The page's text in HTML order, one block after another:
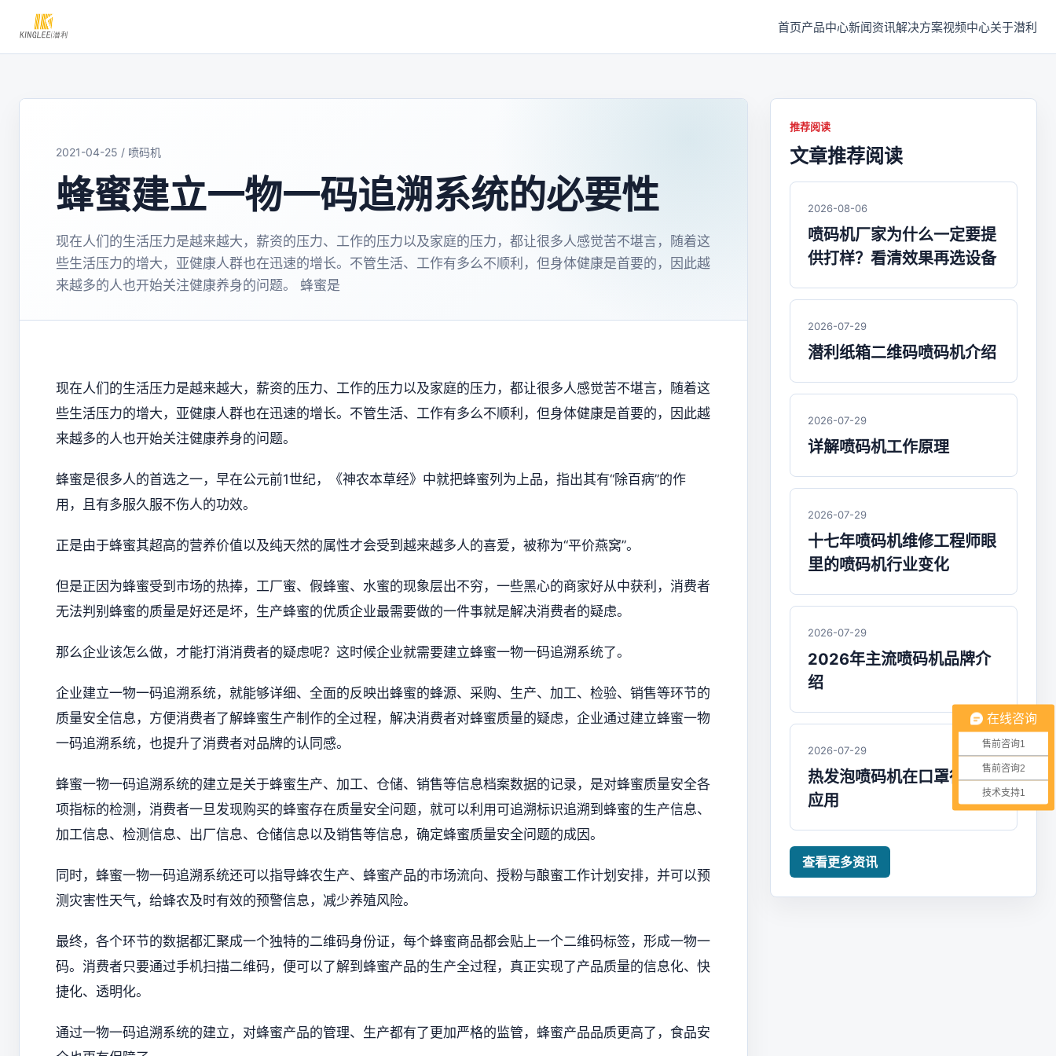
首页产品中心新闻资讯解决方案视频中心关于潜利
2021-04-25 / 喷码机
蜂蜜建立一物一码追溯系统的必要性
现在人们的生活压力是越来越大，薪资的压力、工作的压力以及家庭的压力，都让很多人感觉苦不堪言，随着这
些生活压力的增大，亚健康人群也在迅速的增长。不管生活、工作有多么不顺利，但身体健康是首要的，因此越
来越多的人也开始关注健康养身的问题。 蜂蜜是
现在人们的生活压力是越来越大，薪资的压力、工作的压力以及家庭的压力，都让很多人感觉苦不堪言，随着这
些生活压力的增大，亚健康人群也在迅速的增长。不管生活、工作有多么不顺利，但身体健康是首要的，因此越
来越多的人也开始关注健康养身的问题。
蜂蜜是很多人的首选之一，早在公元前1世纪，《神农本草经》中就把蜂蜜列为上品，指出其有“除百病”的作
用，且有多服久服不伤人的功效。
正是由于蜂蜜其超高的营养价值以及纯天然的属性才会受到越来越多人的喜爱，被称为“平价燕窝”。
但是正因为蜂蜜受到市场的热捧，工厂蜜、假蜂蜜、水蜜的现象层出不穷，一些黑心的商家好从中获利，消费者
无法判别蜂蜜的质量是好还是坏，生产蜂蜜的优质企业最需要做的一件事就是解决消费者的疑虑。
那么企业该怎么做，才能打消消费者的疑虑呢？这时候企业就需要建立蜂蜜一物一码追溯系统了。
企业建立一物一码追溯系统，就能够详细、全面的反映出蜂蜜的蜂源、采购、生产、加工、检验、销售等环节的
质量安全信息，方便消费者了解蜂蜜生产制作的全过程，解决消费者对蜂蜜质量的疑虑，企业通过建立蜂蜜一物
一码追溯系统，也提升了消费者对品牌的认同感。
蜂蜜一物一码追溯系统的建立是关于蜂蜜生产、加工、仓储、销售等信息档案数据的记录，是对蜂蜜质量安全各
项指标的检测，消费者一旦发现购买的蜂蜜存在质量安全问题，就可以利用可追溯标识追溯到蜂蜜的生产信息、
加工信息、检测信息、出厂信息、仓储信息以及销售等信息，确定蜂蜜质量安全问题的成因。
同时，蜂蜜一物一码追溯系统还可以指导蜂农生产、蜂蜜产品的市场流向、授粉与酿蜜工作计划安排，并可以预
测灾害性天气，给蜂农及时有效的预警信息，减少养殖风险。
最终，各个环节的数据都汇聚成一个独特的二维码身份证，每个蜂蜜商品都会贴上一个二维码标签，形成一物一
码。消费者只要通过手机扫描二维码，便可以了解到蜂蜜产品的生产全过程，真正实现了产品质量的信息化、快
捷化、透明化。
通过一物一码追溯系统的建立，对蜂蜜产品的管理、生产都有了更加严格的监管，蜂蜜产品品质更高了，食品安
推荐阅读
文章推荐阅读
2026-08-06
喷码机厂家为什么一定要提
供打样？看清效果再选设备
2026-07-29
潜利纸箱二维码喷码机介绍
2026-07-29
详解喷码机工作原理
2026-07-29
十七年喷码机维修工程师眼
里的喷码机行业变化
2026-07-29
2026年主流喷码机品牌介
绍
2026-07-29
热发泡喷码机在口罩行业的
应用
查看更多资讯
在线咨询
售前咨询1
售前咨询2
技术支持1